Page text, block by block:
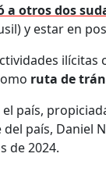
a otros dos
y estar en
ilícitas
ruta de
país,
país, Daniel
de 2024.